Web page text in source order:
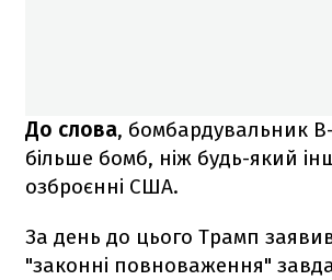
До слова, бомбардувальник
більше бомб, ніж будь-який
озброєнні США.
За день до цього Трамп
"законні повноваження"